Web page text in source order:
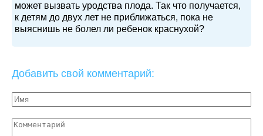
может вызвать уродства плода. Так что получается,
к детям до двух лет не приближаться, пока не
выяснишь не болел ли ребенок краснухой?
Добавить свой комментарий: